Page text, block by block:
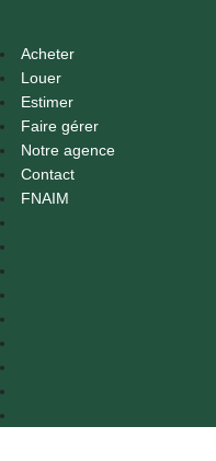
Acheter
Louer
Estimer
Faire gérer
Notre agence
Contact
FNAIM